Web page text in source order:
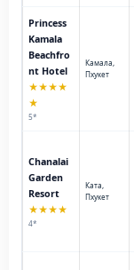
Princess
Kamala
Beachfro
nt Hotel
★★★★
★
5*
Камала,
Пхукет
Chanalai
Garden
Resort
★★★★
4*
Ката,
Пхукет